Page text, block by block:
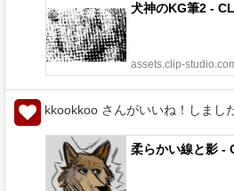
犬神のKG筆2 -
assets.clip-
kkookkoo さんがいいね！しまし
柔らかい線と影 -